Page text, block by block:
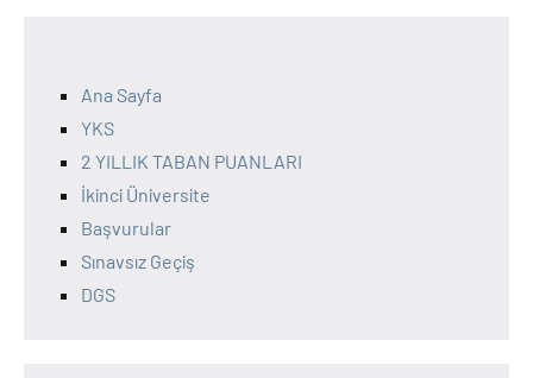
Ana Sayfa
YKS
2 YILLIK TABAN PUANLARI
İkinci Üniversite
Başvurular
Sınavsız Geçiş
DGS